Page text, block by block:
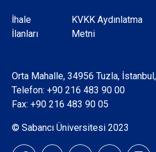
Dipnot
İhale
İlanları
KVKK Aydınlatma
Metni
Orta Mahalle, 34956 Tuzla,
Telefon: +90 216 483 90 00
Fax: +90 216 483 90 05
© Sabancı Üniversitesi 2023